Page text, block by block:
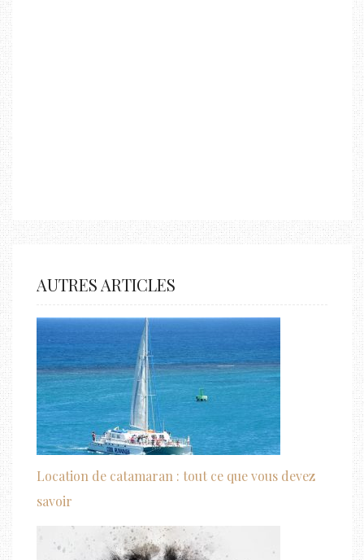
AUTRES ARTICLES
Location de catamaran : tout ce que vous devez
savoir